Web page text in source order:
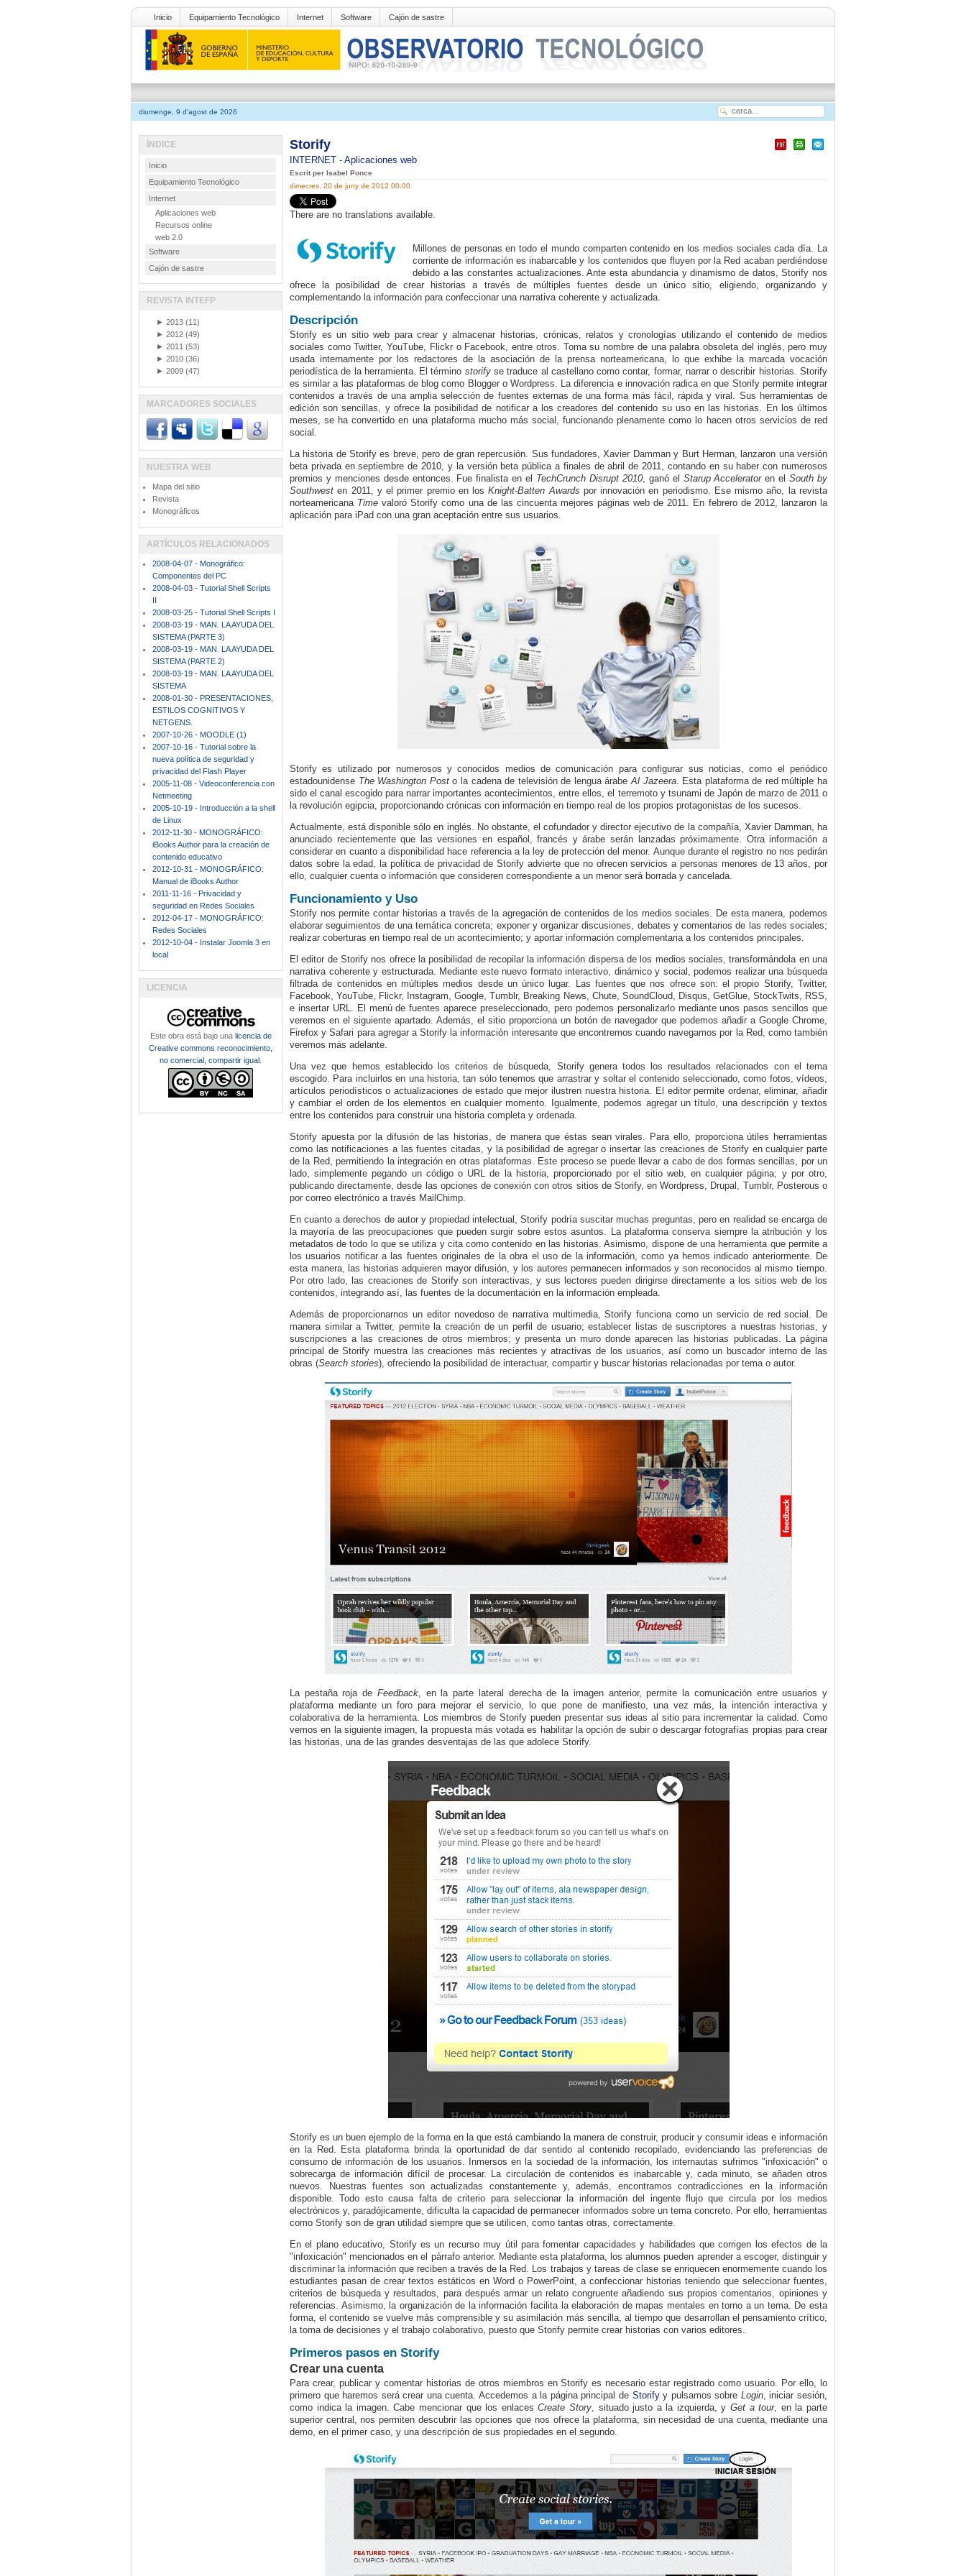
Inicio Equipamiento Tecnológico Internet Software Cajón de sastre
diumenge, 9 d'agost de 2026
Storify
INTERNET - Aplicaciones web
Escrit per Isabel Ponce
dimecres, 20 de juny de 2012 00:00
There are no translations available.
Millones de personas en todo el mundo comparten contenido en los medios sociales cada día. La
corriente de información es inabarcable y los contenidos que fluyen por la Red acaban perdiéndose
debido a las constantes actualizaciones. Ante esta abundancia y dinamismo de datos, Storify nos
ofrece la posibilidad de crear historias a través de múltiples fuentes desde un único sitio, eligiendo, organizando y
complementando la información para confeccionar una narrativa coherente y actualizada.
Descripción
Storify es un sitio web para crear y almacenar historias, crónicas, relatos y cronologías utilizando el contenido de medios
sociales como Twitter, YouTube, Flickr o Facebook, entre otros. Toma su nombre de una palabra obsoleta del inglés, pero muy
usada internamente por los redactores de la asociación de la prensa norteamericana, lo que exhibe la marcada vocación
periodística de la herramienta. El término storifyse traduce al castellano como contar, formar, narrar o describir historias. Storify
es similar a las plataformas de blog como Blogger o Wordpress. La diferencia e innovación radica en que Storify permite integrar
contenidos a través de una amplia selección de fuentes externas de una forma más fácil, rápida y viral. Sus herramientas de
edición son sencillas, y ofrece la posibilidad de notificar a los creadores del contenido su uso en las historias. En los últimos
meses, se ha convertido en una plataforma mucho más social, funcionando plenamente como lo hacen otros servicios de red
social.
La historia de Storify es breve, pero de gran repercusión. Sus fundadores, Xavier Damman y Burt Herman, lanzaron una versión
beta privada en septiembre de 2010, y la versión beta pública a finales de abril de 2011, contando en su haber con numerosos
premios y menciones desde entonces. Fue finalista en el TechCrunch Disrupt 2010, ganó el Starup Acceleratoren elSouth by
Southwest en 2011, y el primer premio en losKnight-Batten Awards por innovación en periodismo. Ese mismo año, la revista
norteamericana Timevaloró Storify como una de las cincuenta mejores páginas web de 2011. En febrero de 2012, lanzaron la
aplicación para iPad con una gran aceptación entre sus usuarios.
Storify es utilizado por numerosos y conocidos medios de comunicación para configurar sus noticias, como el periódico
estadounidense The Washington Posto la cadena de televisión de lengua árabeAl Jazeera. Esta plataforma de red múltiple ha
sido el canal escogido para narrar importantes acontecimientos, entre ellos, el terremoto y tsunami de Japón de marzo de 2011 o
la revolución egipcia, proporcionando crónicas con información en tiempo real de los propios protagonistas de los sucesos.
Actualmente, está disponible sólo en inglés. No obstante, el cofundador y director ejecutivo de la compañía, Xavier Damman, ha
anunciado recientemente que las versiones en español, francés y árabe serán lanzadas próximamente. Otra información a
considerar en cuanto a disponibilidad hace referencia a la ley de protección del menor. Aunque durante el registro no nos pedirán
datos sobre la edad, la política de privacidad de Storify advierte que no ofrecen servicios a personas menores de 13 años, por
ello, cualquier cuenta o información que consideren correspondiente a un menor será borrada y cancelada.
Funcionamiento y Uso
Storify nos permite contar historias a través de la agregación de contenidos de los medios sociales. De esta manera, podemos
elaborar seguimientos de una temática concreta; exponer y organizar discusiones, debates y comentarios de las redes sociales;
realizar coberturas en tiempo real de un acontecimiento; y aportar información complementaria a los contenidos principales.
El editor de Storify nos ofrece la posibilidad de recopilar la información dispersa de los medios sociales, transformándola en una
narrativa coherente y estructurada. Mediante este nuevo formato interactivo, dinámico y social, podemos realizar una búsqueda
filtrada de contenidos en múltiples medios desde un único lugar. Las fuentes que nos ofrece son: el propio Storify, Twitter,
Facebook, YouTube, Flickr, Instagram, Google, Tumblr, Breaking News, Chute, SoundCloud, Disqus, GetGlue, StockTwits, RSS,
e insertar URL. El menú de fuentes aparece preseleccionado, pero podemos personalizarlo mediante unos pasos sencillos que
veremos en el siguiente apartado. Además, el sitio proporciona un botón de navegador que podemos añadir a Google Chrome,
Firefox y Safari para agregar a Storify la información interesante que encontremos cuando navegamos por la Red, como también
veremos más adelante.
Una vez que hemos establecido los criterios de búsqueda, Storify genera todos los resultados relacionados con el tema
escogido. Para incluirlos en una historia, tan sólo tenemos que arrastrar y soltar el contenido seleccionado, como fotos, vídeos,
artículos periodísticos o actualizaciones de estado que mejor ilustren nuestra historia. El editor permite ordenar, eliminar, añadir
y cambiar el orden de los elementos en cualquier momento. Igualmente, podemos agregar un título, una descripción y textos
entre los contenidos para construir una historia completa y ordenada.
Storify apuesta por la difusión de las historias, de manera que éstas sean virales. Para ello, proporciona útiles herramientas
como las notificaciones a las fuentes citadas, y la posibilidad de agregar o insertar las creaciones de Storify en cualquier parte
de la Red, permitiendo la integración en otras plataformas. Este proceso se puede llevar a cabo de dos formas sencillas, por un
lado, simplemente pegando un código o URL de la historia, proporcionado por el sitio web, en cualquier página; y por otro,
publicando directamente, desde las opciones de conexión con otros sitios de Storify, en Wordpress, Drupal, Tumblr, Posterous o
por correo electrónico a través MailChimp.
En cuanto a derechos de autor y propiedad intelectual, Storify podría suscitar muchas preguntas, pero en realidad se encarga de
la mayoría de las preocupaciones que pueden surgir sobre estos asuntos. La plataforma conserva siempre la atribución y los
metadatos de todo lo que se utiliza y cita como contenido en las historias. Asimismo, dispone de una herramienta que permite a
los usuarios notificar a las fuentes originales de la obra el uso de la información, como ya hemos indicado anteriormente. De
esta manera, las historias adquieren mayor difusión, y los autores permanecen informados y son reconocidos al mismo tiempo.
Por otro lado, las creaciones de Storify son interactivas, y sus lectores pueden dirigirse directamente a los sitios web de los
contenidos, integrando así, las fuentes de la documentación en la información empleada.
Además de proporcionarnos un editor novedoso de narrativa multimedia, Storify funciona como un servicio de red social. De
manera similar a Twitter, permite la creación de un perfil de usuario; establecer listas de suscriptores a nuestras historias, y
suscripciones a las creaciones de otros miembros; y presenta un muro donde aparecen las historias publicadas. La página
principal de Storify muestra las creaciones más recientes y atractivas de los usuarios, así como un buscador interno de las
obras (Search stories), ofreciendo la posibilidad de interactuar, compartir y buscar historias relacionadas por tema o autor.
La pestaña roja de Feedback, en la parte lateral derecha de la imagen anterior, permite la comunicación entre usuarios y
plataforma mediante un foro para mejorar el servicio, lo que pone de manifiesto, una vez más, la intención interactiva y
colaborativa de la herramienta. Los miembros de Storify pueden presentar sus ideas al sitio para incrementar la calidad. Como
vemos en la siguiente imagen, la propuesta más votada es habilitar la opción de subir o descargar fotografías propias para crear
las historias, una de las grandes desventajas de las que adolece Storify.
Storify es un buen ejemplo de la forma en la que está cambiando la manera de construir, producir y consumir ideas e información
en la Red. Esta plataforma brinda la oportunidad de dar sentido al contenido recopilado, evidenciando las preferencias de
consumo de información de los usuarios. Inmersos en la sociedad de la información, los internautas sufrimos "infoxicación" o
sobrecarga de información difícil de procesar. La circulación de contenidos es inabarcable y, cada minuto, se añaden otros
nuevos. Nuestras fuentes son actualizadas constantemente y, además, encontramos contradicciones en la información
disponible. Todo esto causa falta de criterio para seleccionar la información del ingente flujo que circula por los medios
electrónicos y, paradójicamente, dificulta la capacidad de permanecer informados sobre un tema concreto. Por ello, herramientas
como Storify son de gran utilidad siempre que se utilicen, como tantas otras, correctamente.
En el plano educativo, Storify es un recurso muy útil para fomentar capacidades y habilidades que corrigen los efectos de la
"infoxicación" mencionados en el párrafo anterior. Mediante esta plataforma, los alumnos pueden aprender a escoger, distinguir y
discriminar la información que reciben a través de la Red. Los trabajos y tareas de clase se enriquecen enormemente cuando los
estudiantes pasan de crear textos estáticos en Word o PowerPoint, a confeccionar historias teniendo que seleccionar fuentes,
criterios de búsqueda y resultados, para después armar un relato congruente añadiendo sus propios comentarios, opiniones y
referencias. Asimismo, la organización de la información facilita la elaboración de mapas mentales en torno a un tema. De esta
forma, el contenido se vuelve más comprensible y su asimilación más sencilla, al tiempo que desarrollan el pensamiento crítico,
la toma de decisiones y el trabajo colaborativo, puesto que Storify permite crear historias con varios editores.
Primeros pasos en Storify
Crear una cuenta
Para crear, publicar y comentar historias de otros miembros en Storify es necesario estar registrado como usuario. Por ello, lo
primero que haremos será crear una cuenta. Accedemos a la página principal de Storifyy pulsamos sobre Login, iniciar sesión,
como indica la imagen. Cabe mencionar que los enlacesCreate Story, situado justo a la izquierda, yGet a tour, en la parte
superior central, nos permiten descubrir las opciones que nos ofrece la plataforma, sin necesidad de una cuenta, mediante una
demo, en el primer caso, y una descripción de sus propiedades en el segundo.
ÍNDICE
Inicio
Equipamiento Tecnológico
Internet
Aplicaciones web
Recursos online
web 2.0
Software
Cajón de sastre
REVISTA INTEFP
► 2013 (11)
► 2012 (49)
► 2011 (53)
► 2010 (36)
► 2009 (47)
MARCADORES SOCIALES
NUESTRA WEB
Mapa del sitio
Revista
Monográficos
ARTÍCULOS RELACIONADOS
2008-04-07 - Monográfico:
Componentes del PC
2008-04-03 - Tutorial Shell Scripts
II
2008-03-25 - Tutorial Shell Scripts I
2008-03-19 - MAN. LA AYUDA DEL
SISTEMA (PARTE 3)
2008-03-19 - MAN. LA AYUDA DEL
SISTEMA (PARTE 2)
2008-03-19 - MAN. LA AYUDA DEL
SISTEMA
2008-01-30 - PRESENTACIONES,
ESTILOS COGNITIVOS Y
NETGENS.
2007-10-26 - MOODLE (1)
2007-10-16 - Tutorial sobre la
nueva política de seguridad y
privacidad del Flash Player
2005-11-08 - Videoconferencia con
Netmeeting
2005-10-19 - Introducción a la shell
de Linux
2012-11-30 - MONOGRÁFICO:
iBooks Author para la creación de
contenido educativo
2012-10-31 - MONOGRÁFICO:
Manual de iBooks Author
2011-11-16 - Privacidad y
seguridad en Redes Sociales
2012-04-17 - MONOGRÁFICO:
Redes Sociales
2012-10-04 - Instalar Joomla 3 en
local
LICENCIA
Este obra está bajo una licencia de
Creative commons reconocimiento,
no comercial, compartir igual